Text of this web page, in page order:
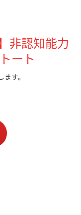
非認知能力
ート
す。